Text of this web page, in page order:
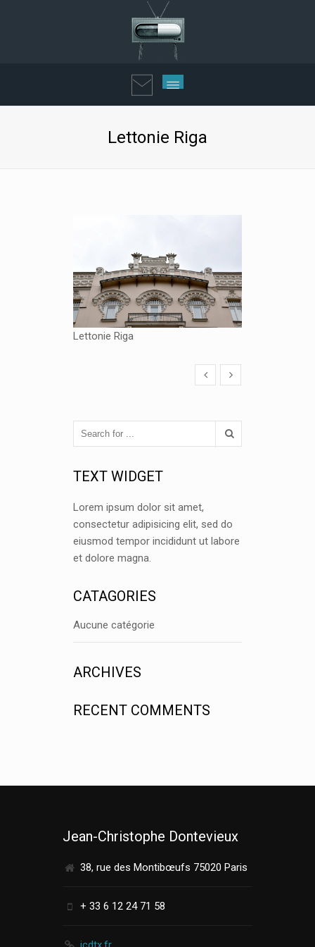
Lettonie Riga
Lettonie Riga
TEXT WIDGET
Lorem ipsum dolor sit amet,
consectetur adipisicing elit, sed do
eiusmod tempor incididunt ut labore
et dolore magna.
CATAGORIES
Aucune catégorie
ARCHIVES
RECENT COMMENTS
Jean-Christophe Dontevieux
38, rue des Montibœufs 75020 Paris
+ 33 6 12 24 71 58